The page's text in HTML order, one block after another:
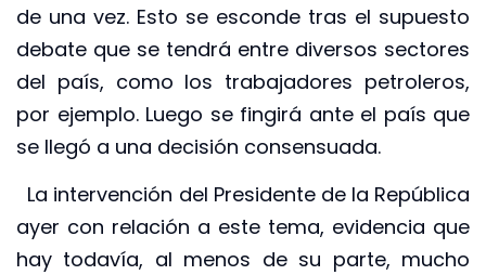
de una vez. Esto se esconde tras el supuesto
debate que se tendrá entre diversos sectores
del país, como los trabajadores petroleros,
por ejemplo. Luego se fingirá ante el país que
se llegó a una decisión consensuada.
La intervención del Presidente de la República
ayer con relación a este tema, evidencia que
hay todavía, al menos de su parte, mucho